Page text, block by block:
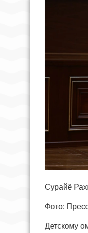
Сурайё
Фото:
Детскому